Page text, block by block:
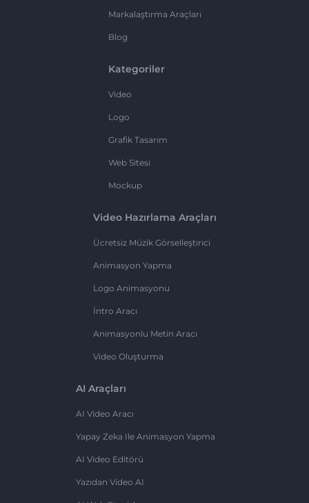
Markalaştırma Araçları
Blog
Kategoriler
Video
Logo
Grafik Tasarım
Web Sitesi
Mockup
Video Hazırlama Araçları
Ücretsiz Müzik Görselleştirici
Animasyon Yapma
Logo Animasyonu
İntro Aracı
Animasyonlu Metin Aracı
Video Oluşturma
AI Araçları
AI Video Aracı
Yapay Zeka Ile Animasyon Yapma
AI Video Editörü
Yazıdan Video AI